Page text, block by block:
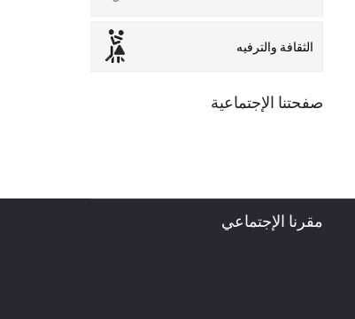
الثقافة والترفيه
صفحتنا الإجتماعية
مقرنا الإجتماعي